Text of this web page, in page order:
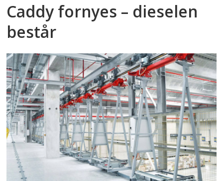
Caddy fornyes – dieselen
består